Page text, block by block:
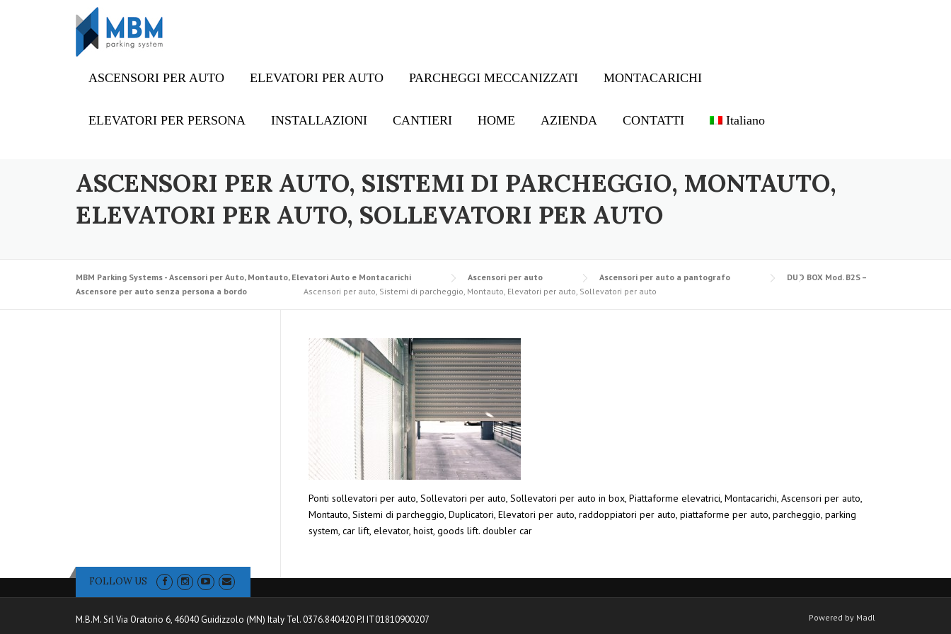
ASCENSORI PER AUTO ELEVATORI PER AUTO PARCHEGGI MECCANIZZATI MONTACARICHI
ELEVATORI PER PERSONA INSTALLAZIONI CANTIERI HOME AZIENDA CONTATTI Italiano
ASCENSORI PER AUTO, SISTEMI DI PARCHEGGIO, MONTAUTO,
ELEVATORI PER AUTO, SOLLEVATORI PER AUTO
MBM Parking Systems - Ascensori per Auto, Montauto, Elevatori Auto e Montacarichi Ascensori per auto Ascensori per auto a pantografo
DUO BOX Mod. B2S –
Ascensore per auto senza persona a bordo
Ascensori per auto, Sistemi di parcheggio, Montauto, Elevatori per auto, Sollevatori per auto
Ponti sollevatori per auto, Sollevatori per auto, Sollevatori per auto in box, Piattaforme elevatrici, Montacarichi, Ascensori per auto,
Montauto, Sistemi di parcheggio, Duplicatori, Elevatori per auto, raddoppiatori per auto, piattaforme per auto, parcheggio, parking
system, car lift, elevator, hoist, goods lift. doubler car
FOLLOW US
M.B.M. Srl Via Oratorio 6, 46040 Guidizzolo (MN) Italy Tel. 0376.840420 P.I IT01810900207 Powered by Madl